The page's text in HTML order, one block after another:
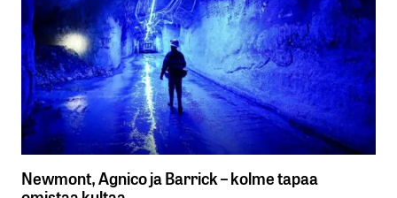
Newmont, Agnico ja Barrick – kolme tapaa